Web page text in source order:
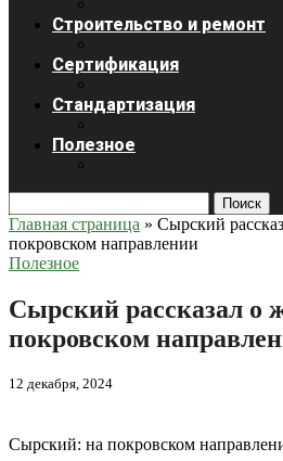
Строительство и ремонт
Сертификация
Стандартизация
Полезное
Поиск
Главная страница » Сырский
покровском направлении
Полезное
Сырский рассказал о
покровском
12 декабря, 2024
Сырский: на покровском